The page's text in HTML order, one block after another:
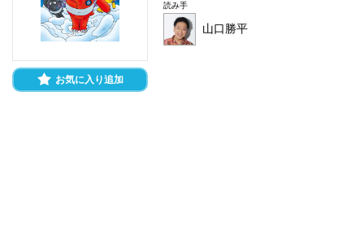
お気に入り追加
読み手
山口勝平